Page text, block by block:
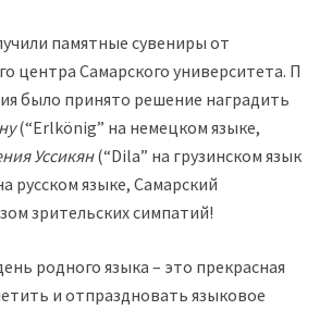
памятные сувениры от
центра Самарского университета. По
было принято решение наградить
(“Erlkönig” на немецком языке,
Уссикян(“Dila” на грузинском языке,
русском языке, Самарский
зрительских симпатий!
родного языка – это прекрасная
и отпраздновать языковое